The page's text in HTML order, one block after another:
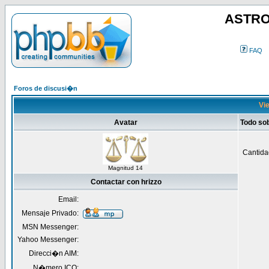
FAQ
Foros de discusi�n
Avatar Todo
Magnitud 14
Contactar con hrizzo
Email:
Mensaje Privado:
MSN Messenger:
Yahoo Messenger:
Direcci�n AIM: